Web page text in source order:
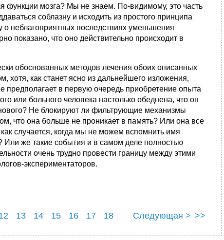
функции мозга? Мы не знаем. По-видимому, это часть
соблазну и исходить из простого принципа
неблагоприятных последствиях уменьшения
показано, что оно действительно происходит в
обоснованных методов лечения обоих описанных
как станет ясно из дальнейшего изложения,
в первую очередь приобретение опыта
или больного человека настолько обеднена, что он
Не блокируют ли фильтрующие механизмы
что она больше не проникает в память? Или она все
случается, когда мы не можем вспомнить имя
Или же такие события и в самом деле полностью
очень трудно провести границу между этими
экспериментаторов.
13 14 15 16 17 18 Следующая > >>